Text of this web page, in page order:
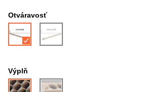
Otváravosť
Výplň